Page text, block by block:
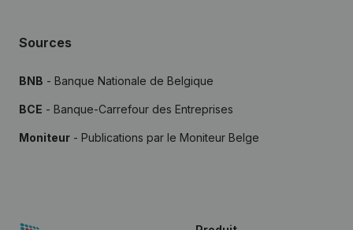
Sources
BNB - Banque Nationale de Belgique
BCE - Banque-Carrefour des Entreprises
Moniteur - Publications par le Moniteur Belge